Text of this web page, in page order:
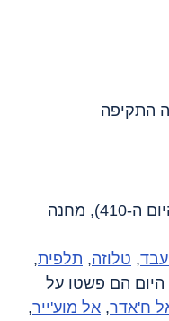
התקיפה
(היום ה-410), מחנה
, טלוזה, תלפית,
היום הם פשטו על
ח'אדר, אל מוע'ייר,